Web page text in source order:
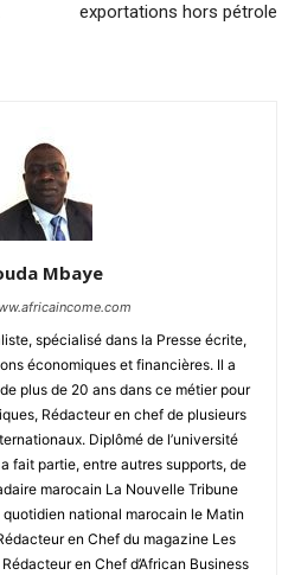
exportations hors pétrole
Mbaye
spécialisé dans la Presse écrite,
économiques et financières. Il a
plus de 20 ans dans ce métier pour
Rédacteur en chef de plusieurs
Diplômé de l’université
fait partie, entre autres supports, de
marocain La Nouvelle Tribune
national marocain le Matin
en Chef du magazine Les
en Chef d’African Business